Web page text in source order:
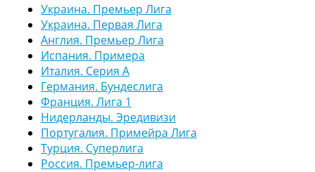
Украина. Премьер Лига
Украина. Первая Лига
Англия. Премьер Лига
Испания. Примера
Италия. Серия А
Германия. Бундеслига
Франция. Лига 1
Нидерланды. Эредивизи
Португалия. Примейра Лига
Турция. Суперлига
Россия. Премьер-лига